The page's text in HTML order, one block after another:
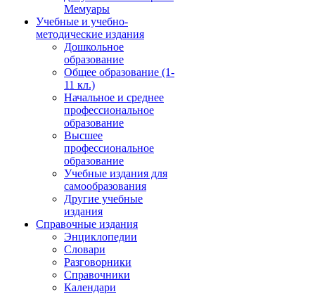
Мемуары
Учебные и учебно-
методические издания
Дошкольное
образование
Общее образование (1-
11 кл.)
Начальное и среднее
профессиональное
образование
Высшее
профессиональное
образование
Учебные издания для
самообразования
Другие учебные
издания
Справочные издания
Энциклопедии
Словари
Разговорники
Справочники
Календари